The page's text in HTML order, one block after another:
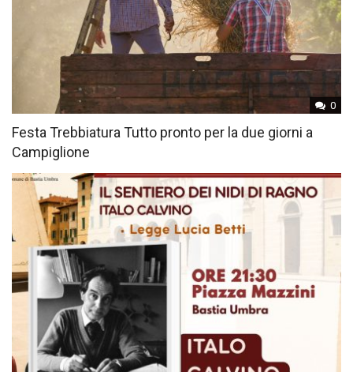
0
Festa Trebbiatura Tutto pronto per la due giorni a
Campiglione